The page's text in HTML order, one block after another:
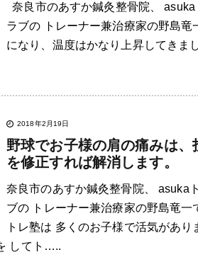
奈良市のあすか鍼灸整骨院、 asuka
ラブの トレーナー兼治療家の野島
になり、温度はかなり上昇してきま
2018年2月19日
野球でお子様の肩の痛みは、
を修正すれば解消します。
奈良市のあすか鍼灸整骨院、 asuka
ブの トレーナー兼治療家の野島竜
トレ塾は 多くのお子様で活気があり
してト…..